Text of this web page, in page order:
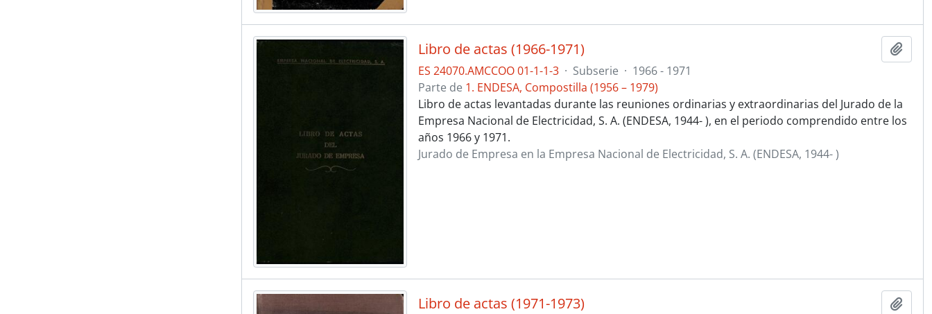
Libro de actas (1966-1971)
ES 24070.AMCCOO 01-1-1-3 · Subserie · 1966 - 1971
Parte de 1. ENDESA, Compostilla (1956 – 1979)
Libro de actas levantadas durante las reuniones ordinarias y extraordinarias del Jurado de la
Empresa Nacional de Electricidad, S. A. (ENDESA, 1944- ), en el periodo comprendido entre los
años 1966 y 1971.
Jurado de Empresa en la Empresa Nacional de Electricidad, S. A. (ENDESA, 1944- )
Libro de actas (1971-1973)